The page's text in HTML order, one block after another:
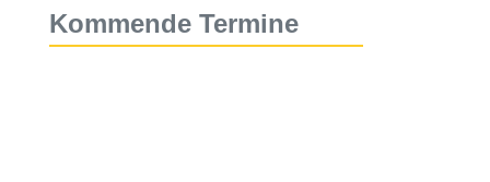
Kommende Termine